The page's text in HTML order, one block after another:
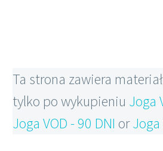
Ta strona zawiera
tylko po wykupieniu Joga
Joga VOD - 90 DNI orJoga